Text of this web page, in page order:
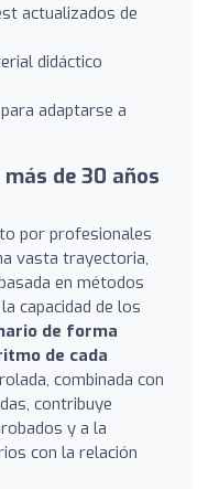
actualizados de
didáctico
adaptarse a
de 30 años
por profesionales
vasta trayectoria,
en métodos
capacidad de los
de forma
de cada
combinada con
contribuye
y a la
con la relación